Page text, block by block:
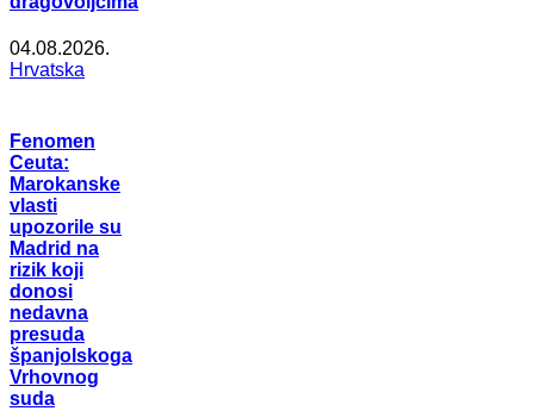
04.08.2026.
Hrvatska
Fenomen
Ceuta:
Marokanske
vlasti
upozorile su
Madrid na
rizik koji
donosi
nedavna
presuda
španjolskoga
Vrhovnog
suda